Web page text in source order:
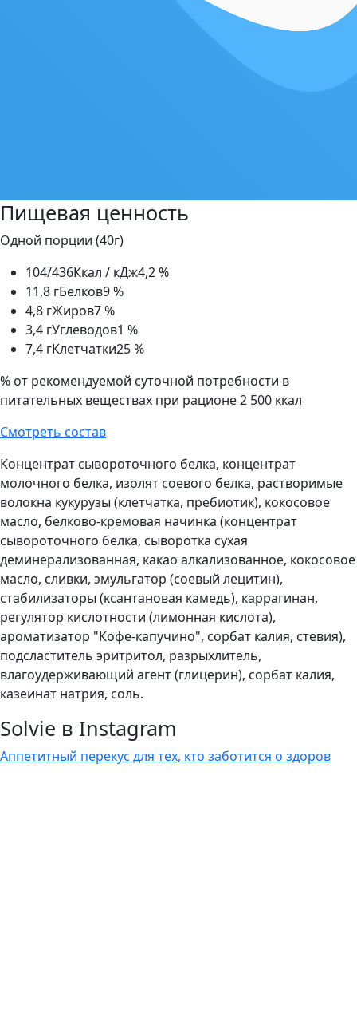
Пищевая ценность
Одной порции (40г)
104/436Ккал / кДж4,2 %
11,8 гБелков9 %
4,8 гЖиров7 %
3,4 гУглеводов1 %
7,4 гКлетчатки25 %
% от рекомендуемой суточной потребности в
питательных веществах при рационе 2 500 ккал
Смотреть состав
Концентрат сывороточного белка, концентрат
молочного белка, изолят соевого белка, растворимые
волокна кукурузы (клетчатка, пребиотик), кокосовое
масло, белково-кремовая начинка (концентрат
сывороточного белка, сыворотка сухая
деминерализованная, какао алкализованное, кокосовое
масло, сливки, эмульгатор (соевый лецитин),
стабилизаторы (ксантановая камедь), каррагинан,
регулятор кислотности (лимонная кислота),
ароматизатор "Кофе-капучино", сорбат калия, стевия),
подсластитель эритритол, разрыхлитель,
влагоудерживающий агент (глицерин), сорбат калия,
казеинат натрия, соль.
Solvie в Instagram
Аппетитный перекус для тех, кто заботится о здоров